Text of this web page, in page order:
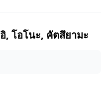
และหากต้องการ สามารถ
ลาในการถ่ายภาพและ
นด หรือหากฝนตกโดยไม่
โอโนะ, คัตสึยามะ